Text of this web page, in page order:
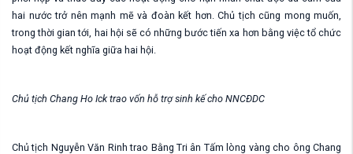
hai nước trở nên mạnh mẽ và đoàn kết hơn. Chủ tịch cũng mong muốn,
trong thời gian tới, hai hội sẽ có những bước tiến xa hơn bằng việc tổ chức
hoạt động kết nghĩa giữa hai hội.
Chủ tịch Chang Ho Ick trao vốn hỗ trợ sinh kế cho NNCĐDC
Chủ tịch Nguyễn Văn Rinh trao Bằng Tri ân Tấm lòng vàng cho ông Chang